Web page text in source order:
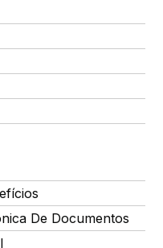
De Documentos